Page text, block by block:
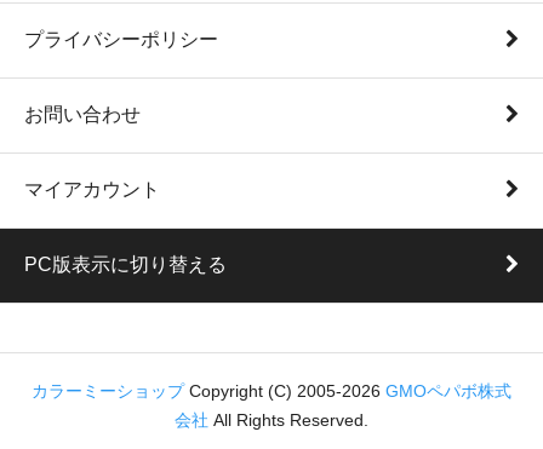
プライバシーポリシー
お問い合わせ
マイアカウント
PC版表示に切り替える
カラーミーショップ Copyright (C) 2005-2026 GMOペパボ株式
会社 All Rights Reserved.